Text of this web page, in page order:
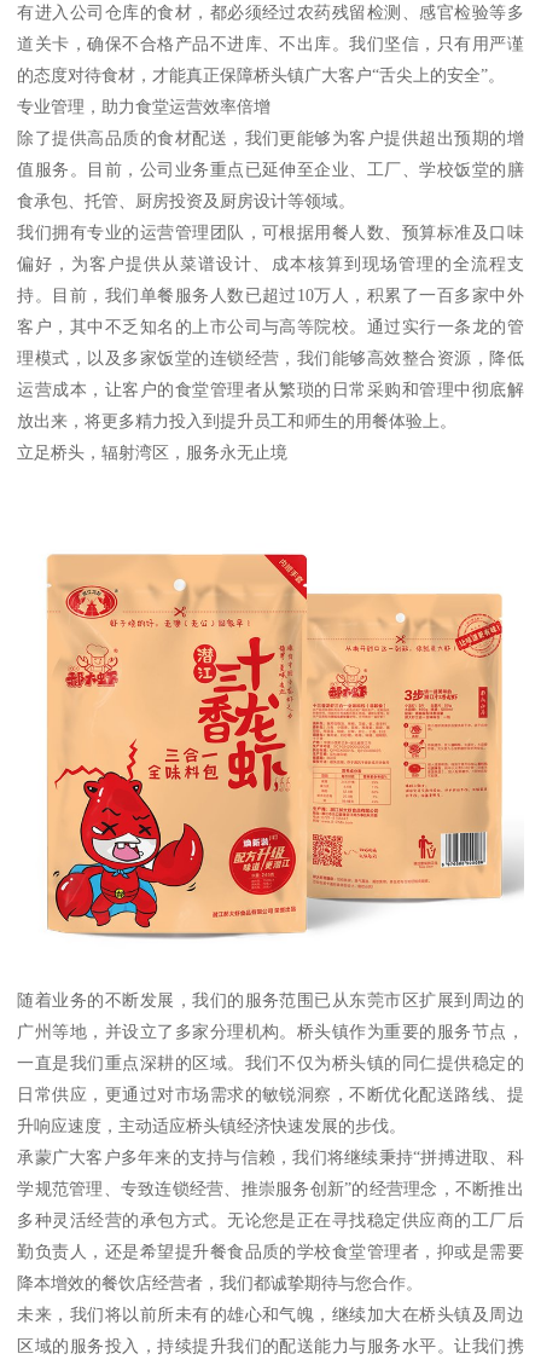
有进入公司仓库的食材，都必须经过农药残留检测、感官检验等多
道关卡，确保不合格产品不进库、不出库。我们坚信，只有用严谨
的态度对待食材，才能真正保障桥头镇广大客户“舌尖上的安全”。
专业管理，助力食堂运营效率倍增
除了提供高品质的食材配送，我们更能够为客户提供超出预期的增
值服务。目前，公司业务重点已延伸至企业、工厂、学校饭堂的膳
食承包、托管、厨房投资及厨房设计等领域。
我们拥有专业的运营管理团队，可根据用餐人数、预算标准及口味
偏好，为客户提供从菜谱设计、成本核算到现场管理的全流程支
持。目前，我们单餐服务人数已超过10万人，积累了一百多家中外
客户，其中不乏知名的上市公司与高等院校。通过实行一条龙的管
理模式，以及多家饭堂的连锁经营，我们能够高效整合资源，降低
运营成本，让客户的食堂管理者从繁琐的日常采购和管理中彻底解
放出来，将更多精力投入到提升员工和师生的用餐体验上。
立足桥头，辐射湾区，服务永无止境
随着业务的不断发展，我们的服务范围已从东莞市区扩展到周边的
广州等地，并设立了多家分理机构。桥头镇作为重要的服务节点，
一直是我们重点深耕的区域。我们不仅为桥头镇的同仁提供稳定的
日常供应，更通过对市场需求的敏锐洞察，不断优化配送路线、提
升响应速度，主动适应桥头镇经济快速发展的步伐。
承蒙广大客户多年来的支持与信赖，我们将继续秉持“拼搏进取、科
学规范管理、专致连锁经营、推崇服务创新”的经营理念，不断推出
多种灵活经营的承包方式。无论您是正在寻找稳定供应商的工厂后
勤负责人，还是希望提升餐食品质的学校食堂管理者，抑或是需要
降本增效的餐饮店经营者，我们都诚挚期待与您合作。
未来，我们将以前所未有的雄心和气魄，继续加大在桥头镇及周边
区域的服务投入，持续提升我们的配送能力与服务水平。让我们携